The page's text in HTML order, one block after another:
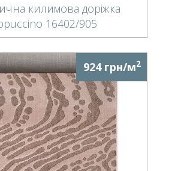
килимова доріжка
16402/905
924 грн/м2